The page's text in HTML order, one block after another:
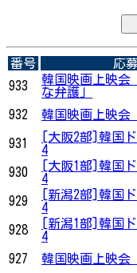
番号 応
933
韓国映画上映会
な弁護」
932
韓国映画上映会
931
[大阪2部]韓国
4
930
[大阪1部]韓国
4
929
[新潟2部]韓国
4
928
[新潟1部]韓国
4
927
韓国映画上映会